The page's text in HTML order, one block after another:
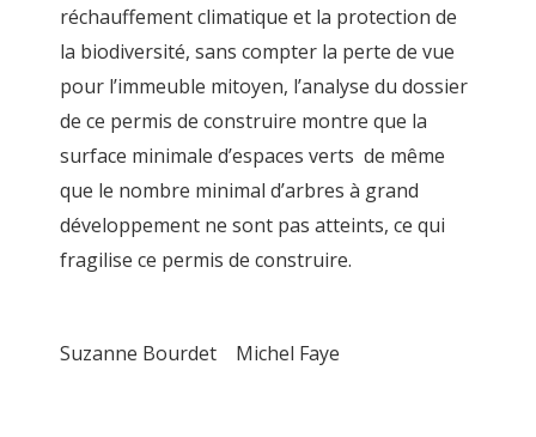
réchauffement climatique et la protection de
la biodiversité, sans compter la perte de vue
pour l’immeuble mitoyen, l’analyse du dossier
de ce permis de construire montre que la
surface minimale d’espaces verts de même
que le nombre minimal d’arbres à grand
développement ne sont pas atteints, ce qui
fragilise ce permis de construire.
Suzanne Bourdet Michel Faye